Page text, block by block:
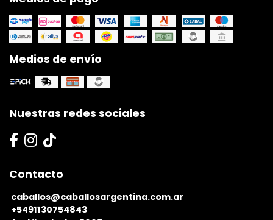
Medios de envío
Nuestras redes sociales
Contacto
caballos@caballosargentina.com.ar
+5491130754843